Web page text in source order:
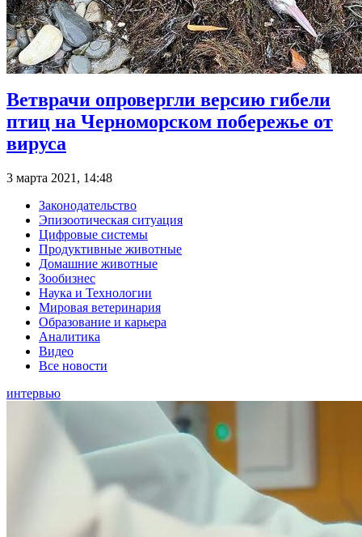
Ветврачи опровергли версию гибели
птиц на Черноморском побережье от
вируса
3 марта 2021, 14:48
Законодательство
Эпизоотическая ситуация
Цифровые системы
Продуктивные животные
Домашние животные
Зообизнес
Наука и Технологии
Мировая ветеринария
Образование и карьера
Аналитика
Видео
Все новости
интервью